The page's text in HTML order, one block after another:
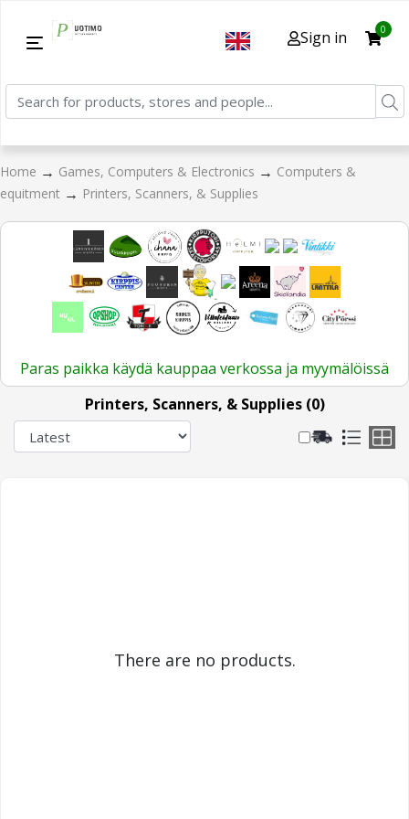
Sign in 0
Home → Games, Computers & Electronics → Computers &
equitment → Printers, Scanners, & Supplies
Paras paikka käydä kauppaa verkossa ja myymälöissä
Printers, Scanners, & Supplies (0)
There are no products.